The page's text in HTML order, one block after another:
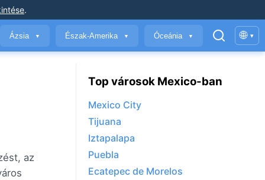
.
Ázsia ▼ Észak-Amerika ▼ Óceánia ▼ 🌐 ▾
az
Top városok Mexico-ban
Mexico City
Tijuana
Iztapalapa
Puebla
Ecatepec de Morelos